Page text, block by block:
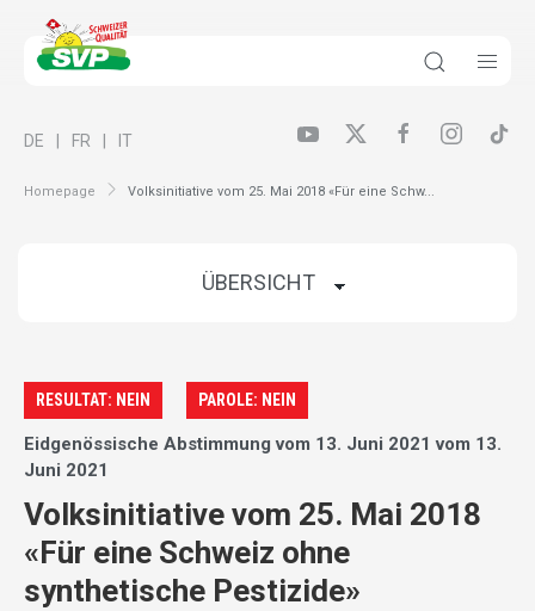
Homepage Volksinitiative vom 25. Mai 2018 «Für eine Schw...
DE FR IT
RESULTAT: NEIN PAROLE: NEIN
Eidgenössische Abstimmung vom 13. Juni 2021 vom 13.
Juni 2021
Volksinitiative vom 25. Mai 2018
«Für eine Schweiz ohne
synthetische Pestizide»